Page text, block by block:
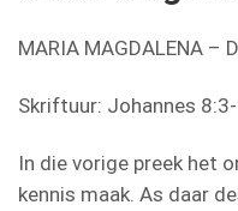
MARIA MAGDALENA –
Skriftuur: Johannes 8:3-
In die vorige preek het
kennis maak. As daar